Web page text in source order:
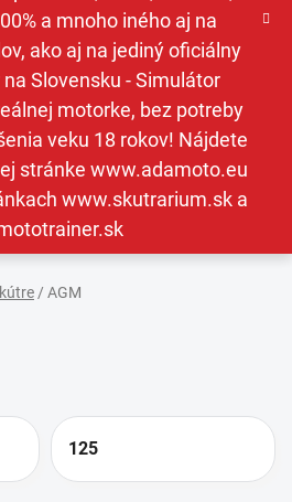
a mnoho iného aj na
ako aj na jediný oficiálny
na Slovensku - Simulátor
motorke, bez potreby
veku 18 rokov! Nájdete
stránke www.adamoto.eu
www.skutrarium.sk a
/ AGM
125